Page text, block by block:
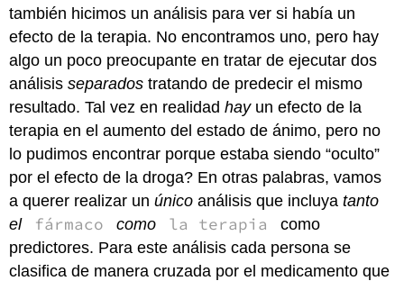
también hicimos un análisis para ver si había un
efecto de la terapia. No encontramos uno, pero hay
algo un poco preocupante en tratar de ejecutar dos
análisisseparados tratando de predecir el mismo
resultado. Tal vez en realidadhayun efecto de la
terapia en el aumento del estado de ánimo, pero no
lo pudimos encontrar porque estaba siendo “oculto”
por el efecto de la droga? En otras palabras, vamos
a querer realizar unúnico análisis que incluyatanto
el
fármaco como la terapia
como
predictores. Para este análisis cada persona se
clasifica de manera cruzada por el medicamento que